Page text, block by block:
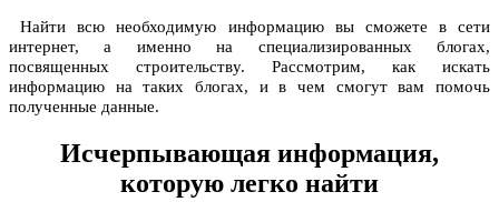
Найти всю необходимую информацию вы сможете в сети
интернет, а именно на специализированных блогах,
посвященных строительству. Рассмотрим, как искать
информацию на таких блогах, и в чем смогут вам помочь
полученные данные.
Исчерпывающая информация,
которую легко найти